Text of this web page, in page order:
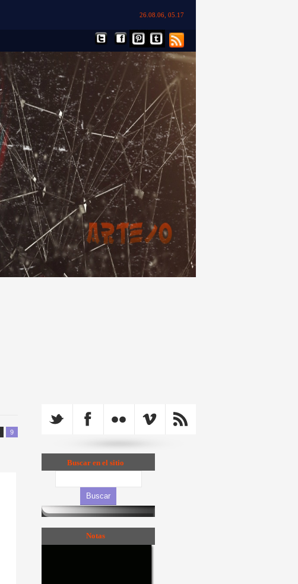
26.08.06, 05.17
9
Buscar en el sitio
Notas